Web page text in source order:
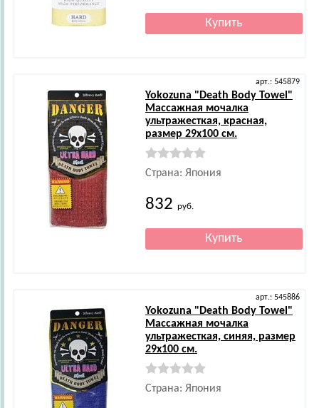
арт.: 545879
Yokozuna "Death Body Towel"
Массажная мочалка
ультражесткая, красная,
размер 29х100 см.
Страна: Япония
832 руб.
арт.: 545886
Yokozuna "Death Body Towel"
Массажная мочалка
ультражесткая, синяя, размер
29х100 см.
Страна: Япония